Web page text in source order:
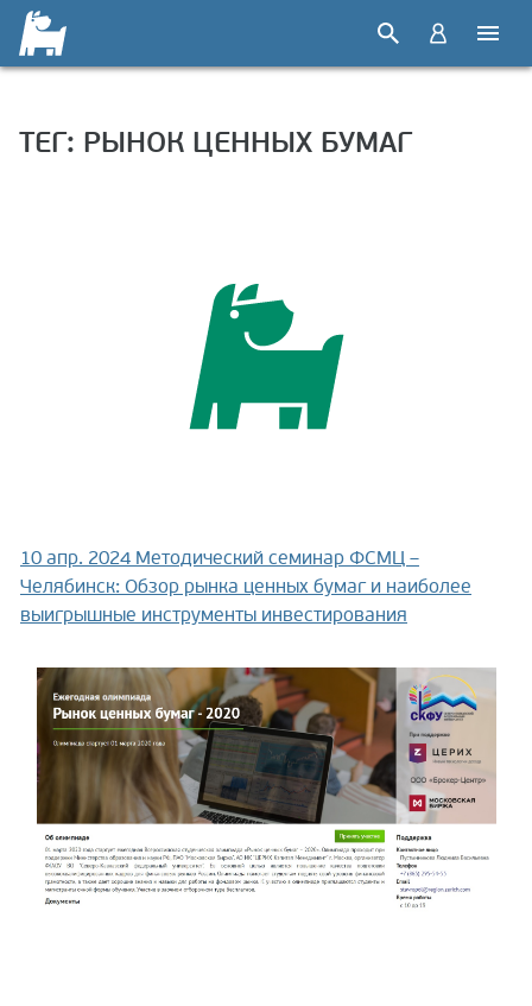
ТЕГ: РЫНОК ЦЕННЫХ БУМАГ
10 апр. 2024 Методический семинар ФСМЦ –
Челябинск: Обзор рынка ценных бумаг и наиболее
выигрышные инструменты инвестирования